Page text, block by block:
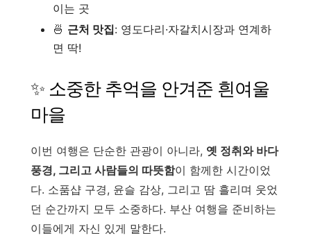
이는 곳
🍜 근처 맛집: 영도다리·자갈치시장과 연계하
면 딱!
✨ 소중한 추억을 안겨준 흰여울
마을
이번 여행은 단순한 관광이 아니라, 옛 정취와 바다
풍경, 그리고 사람들의 따뜻함이 함께한 시간이었
다. 소품샵 구경, 윤슬 감상, 그리고 땀 흘리며 웃었
던 순간까지 모두 소중하다. 부산 여행을 준비하는
이들에게 자신 있게 말한다.